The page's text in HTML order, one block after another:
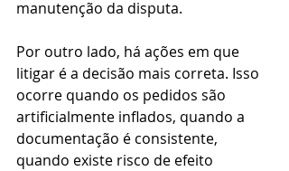
manutenção da disputa.
Por outro lado, há ações em que
litigar é a decisão mais correta. Isso
ocorre quando os pedidos são
artificialmente inflados, quando a
documentação é consistente,
quando existe risco de efeito